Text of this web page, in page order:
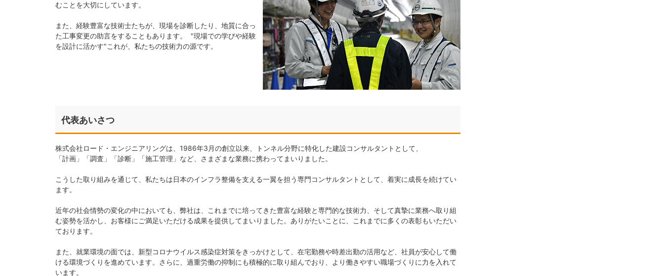
むことを大切にしています。
また、経験豊富な技術士たちが、現場を診断したり、地質に合っ
た工事変更の助言をすることもあります。 "現場での学びや経験
を設計に活かす"これが、私たちの技術力の源です。
代表あいさつ
株式会社ロード・エンジニアリングは、1986年3月の創立以来、トンネル分野に特化した建設コンサルタントとして、
「計画」「調査」「診断」「施工管理」など、さまざまな業務に携わってまいりました。
こうした取り組みを通じて、私たちは日本のインフラ整備を支える一翼を担う専門コンサルタントとして、着実に成長を続けてい
ます。
近年の社会情勢の変化の中においても、弊社は、これまでに培ってきた豊富な経験と専門的な技術力、そして真摯に業務へ取り組
む姿勢を活かし、お客様にご満足いただける成果を提供してまいりました。ありがたいことに、これまでに多くの表彰もいただい
ております。
また、就業環境の面では、新型コロナウイルス感染症対策をきっかけとして、在宅勤務や時差出勤の活用など、社員が安心して働
ける環境づくりを進めています。さらに、過重労働の抑制にも積極的に取り組んでおり、より働きやすい職場づくりに力を入れて
います。